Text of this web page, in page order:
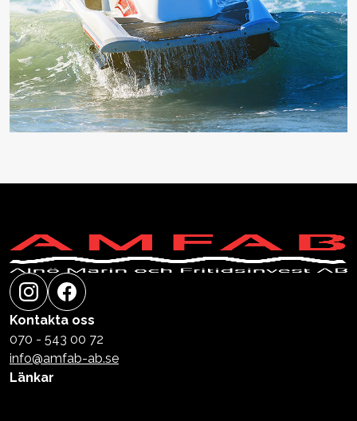
Kontakta oss
070 - 543 00 72
info@amfab-ab.se
Länkar